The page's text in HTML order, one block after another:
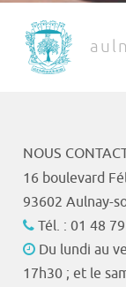
NOUS
16 boulevard
93602 Aulnay-
Tél. : 01 48
Du lundi au
17h30 ; et le